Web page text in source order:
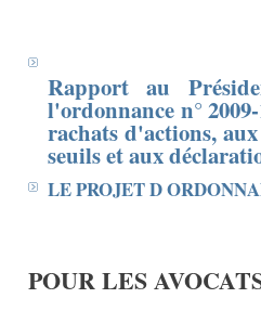
Rapport au
l'ordonnance n°
rachats d'actions,
seuils et aux
LE PROJET D
POUR LES